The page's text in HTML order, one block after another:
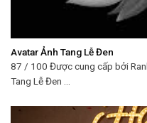
Avatar Ảnh Tang Lễ Đen
87 / 100 Được cung cấp bởi
Tang Lễ Đen ...